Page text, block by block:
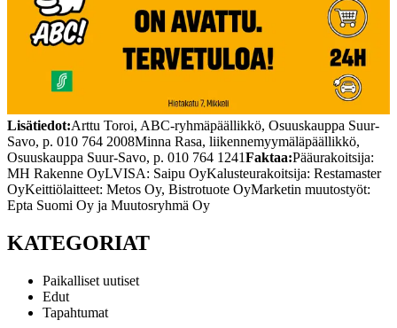
Lisätiedot:Arttu Toroi, ABC-ryhmäpäällikkö, Osuuskauppa Suur-
Savo, p. 010 764 2008Minna Rasa, liikennemyymäläpäällikkö,
Osuuskauppa Suur-Savo, p. 010 764 1241Faktaa:Pääurakoitsija:
MH Rakenne OyLVISA: Saipu OyKalusteurakoitsija: Restamaster
OyKeittiölaitteet: Metos Oy, Bistrotuote OyMarketin muutostyöt:
Epta Suomi Oy ja Muutosryhmä Oy
KATEGORIAT
Paikalliset uutiset
Edut
Tapahtumat